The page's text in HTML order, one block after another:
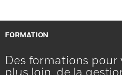
FORMATION
Des formations pour
plus loin, de la